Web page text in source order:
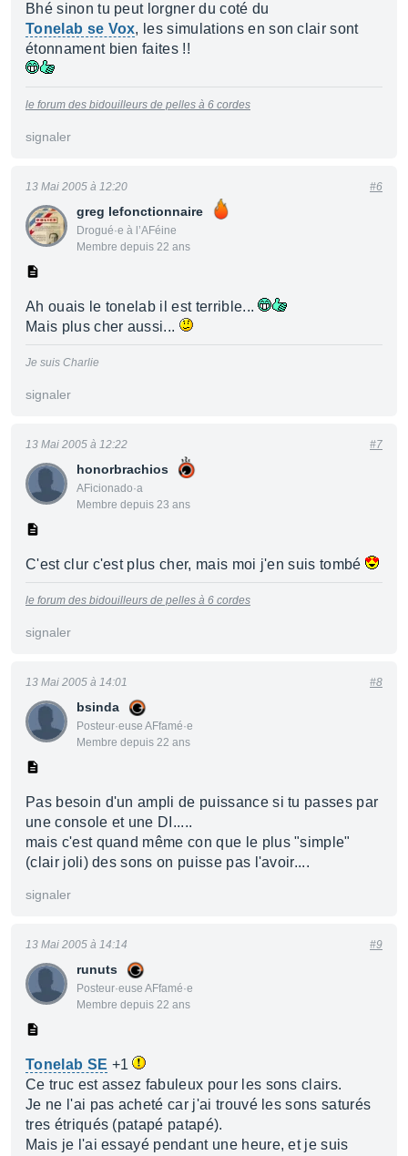
Bhé sinon tu peut lorgner du coté du
Tonelab se Vox, les simulations en son clair sont
étonnament bien faites !!
le forum des bidouilleurs de pelles à 6 cordes
signaler
greg lefonctionnaire
Drogué·e à l’AFéine
Membre depuis 22 ans
13 Mai 2005 à 12:20 #6
Ah ouais le tonelab il est terrible...
Mais plus cher aussi...
Je suis Charlie
signaler
honorbrachios
AFicionado·a
Membre depuis 23 ans
13 Mai 2005 à 12:22 #7
C'est clur c'est plus cher, mais moi j'en suis tombé
le forum des bidouilleurs de pelles à 6 cordes
signaler
bsinda
Posteur·euse AFfamé·e
Membre depuis 22 ans
13 Mai 2005 à 14:01 #8
Pas besoin d'un ampli de puissance si tu passes par
une console et une DI.....
mais c'est quand même con que le plus "simple"
(clair joli) des sons on puisse pas l'avoir....
signaler
runuts
Posteur·euse AFfamé·e
Membre depuis 22 ans
13 Mai 2005 à 14:14 #9
Tonelab SE +1
Ce truc est assez fabuleux pour les sons clairs.
Je ne l'ai pas acheté car j'ai trouvé les sons saturés
tres étriqués (patapé patapé).
Mais je l'ai essayé pendant une heure, et je suis